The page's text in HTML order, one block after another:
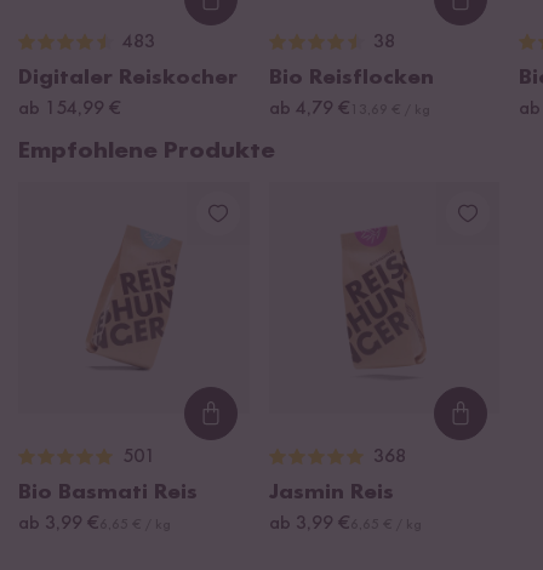
Loading...
483
Digitaler Reiskocher
ab 154,99 €
38
Bio Reisflocken
ab 4,79 €
Empfohlene Produkte
Loading...
501
Bio Basmati Reis
ab 3,99 €
368
Jasmin Reis
ab 3,99 €